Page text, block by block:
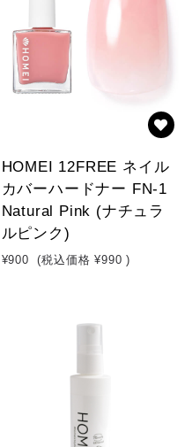
HOMEI 12FREE ネイル
カバーハードナー FN-1
Natural Pink (ナチュラ
ルピンク)
¥900 (税込価格 ¥990 )